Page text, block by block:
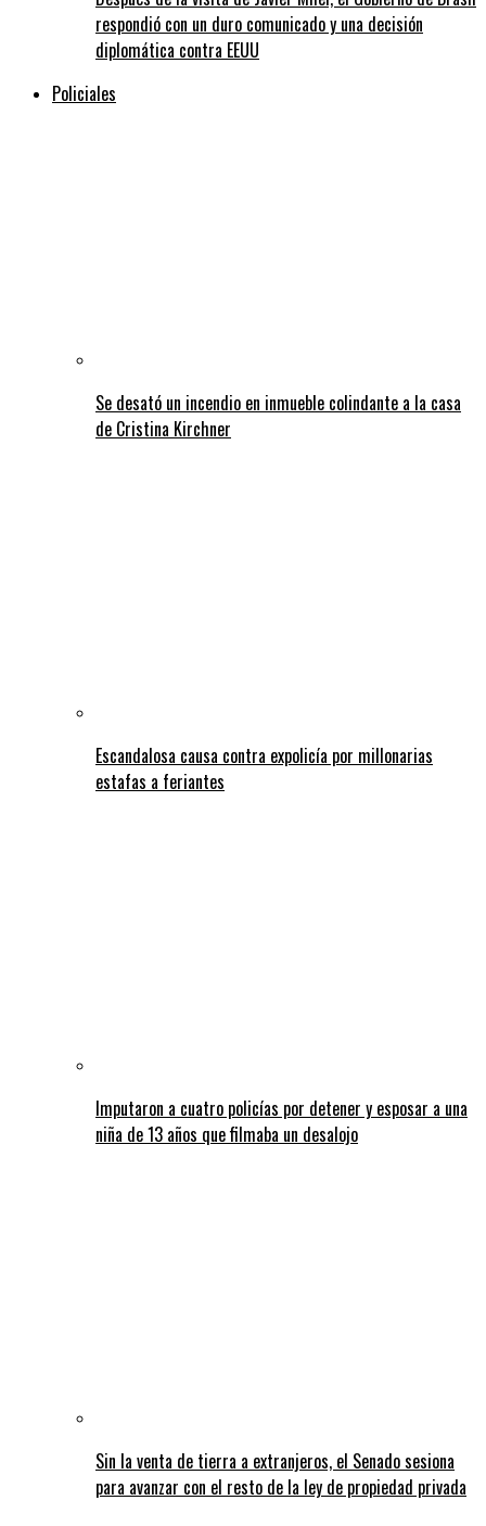
respondió con un duro comunicado y una decisión
diplomática contra EEUU
Policiales
Se desató un incendio en inmueble colindante a la casa
de Cristina Kirchner
Escandalosa causa contra expolicía por millonarias
estafas a feriantes
Imputaron a cuatro policías por detener y esposar a una
niña de 13 años que filmaba un desalojo
Sin la venta de tierra a extranjeros, el Senado sesiona
para avanzar con el resto de la ley de propiedad privada